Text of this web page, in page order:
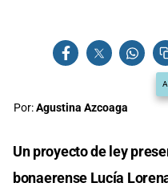
Por:Agustina Azcoaga
Un proyecto de ley
bonaerense Lucía